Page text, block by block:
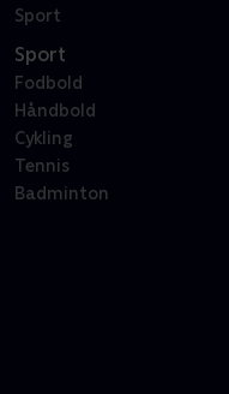
Sport
Sport
Fodbold
Håndbold
Cykling
Tennis
Badminton